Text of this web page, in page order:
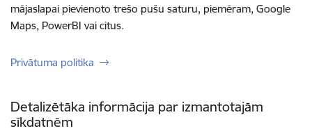
mājaslapai pievienoto trešo pušu saturu, piemēram, Google
Maps, PowerBI vai citus.
Privātuma politika
Detalizētāka informācija par izmantotajām
sīkdatnēm